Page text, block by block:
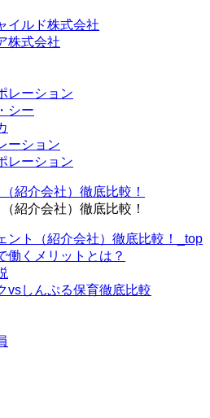
イルド株式会社
株式会社
レーション
シー
ーション
レーション
紹介会社）徹底比較！
紹介会社）徹底比較！
ント（紹介会社）徹底比較！_top
働くメリットとは？
vsしんぷる保育徹底比較